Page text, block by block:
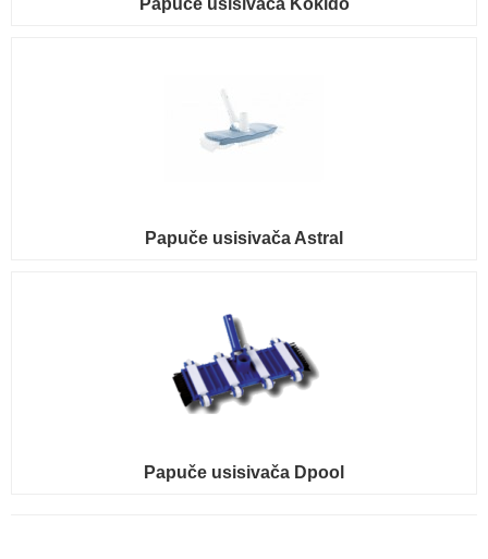
Papuče usisivača Astral
Papuče usisivača Dpool